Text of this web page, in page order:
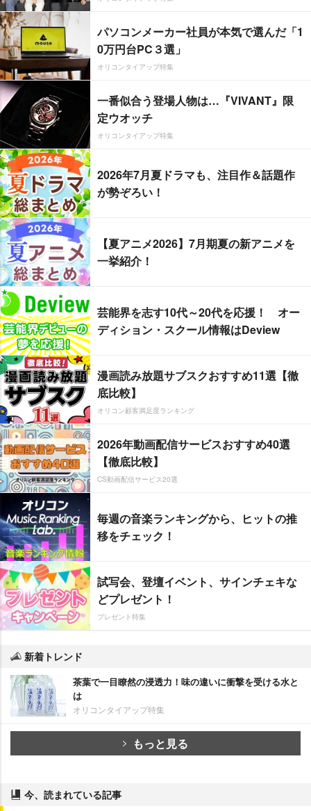
パソコンメーカー社員が本気で選んだ「1
0万円台PC３選」
オリコンタイアップ特集
一番似合う登場人物は…『VIVANT』限
定ウオッチ
オリコンタイアップ特集
2026年7月夏ドラマも、注目作＆話題作
が勢ぞろい！
【夏アニメ2026】7月期夏の新アニメを
一挙紹介！
芸能界を志す10代～20代を応援！ オー
ディション・スクール情報はDeview
漫画読み放題サブスクおすすめ11選【徹
底比較】
オリコン顧客満足度ランキング
2026年動画配信サービスおすすめ40選
【徹底比較】
CS動画配信サービス20選
毎週の音楽ランキングから、ヒットの推
移をチェック！
試写会、登壇イベント、サインチェキな
どプレゼント！
プレゼント特集
新着トレンド
茶葉で一目瞭然の浸透力！味の違いに衝撃を受ける水と
は
オリコンタイアップ特集
もっと見る
今、読まれている記事